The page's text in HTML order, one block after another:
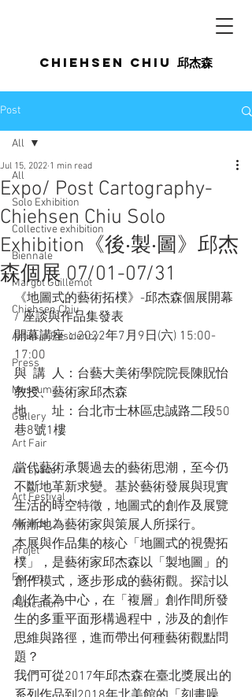
Chiehsen CHIU 邱杰森
Post
All
Solo Exhibition
Collective exhibition
Biennale
Margot Guillemot
Chiehsen Chiu
Artist in Residency
Press
Museum
Gallery
Art Fair
Art space
Art Festival
Awards
Projet
Forum
Pubication
All
Expo/ Post Cartography-
Chiehsen Chiu Solo
Exhibition《後‧製‧圖》邱杰
森個展 07/01-07/31
Jul 15, 2022 1 min read
《地圖式的藝術拓樸》-邱杰森個展開幕
/ 座談與作品集發表
開幕講座：2022年7月9日(六) 15:00-
17:00
與  講  人：台藝大美術學院院長陳貺怡
教授、藝術家邱杰森
地　　址：台北市士林區忠誠路二段50
巷8號1樓
當代藝術承襲過去的藝術思潮，至今仍
不斷地革新求變。基於藝術發展與現實
生活的時空特徵，地圖式的創作及展覽
漸漸地為藝術家與策展人所採行。
本展與作品集的核心「地圖式的視覺拓
樸」，是藝術家邱杰森以「製地圖」的
創作模式，逐步形成的藝術觀。探討以
創作者為中心，在「複層」創作間所發
生的多重平面形構過程中，涉及的創作
思維與路徑，進而帶出何種藝術觀點問
題？
我們可從2017年邱杰森在臺北獎展出的